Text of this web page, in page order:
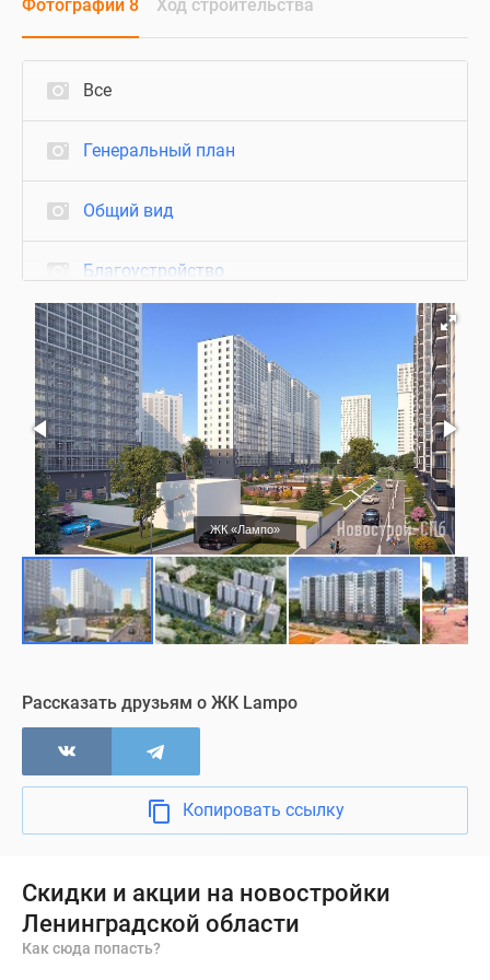
Фотографии 8 Ход строительства
ЖК «Лампо»
Все
Генеральный план
Общий вид
Благоустройство
Визуализация
Рассказать друзьям о ЖК Lampo
Копировать ссылку
Скидки и акции на новостройки
Ленинградской области
Как сюда попасть?